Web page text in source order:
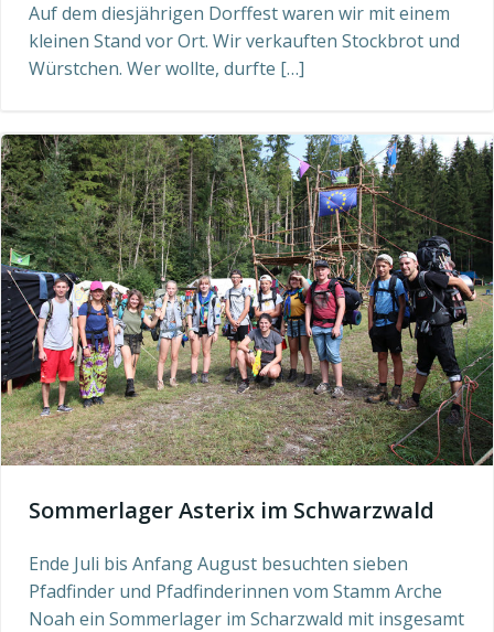
Auf dem diesjährigen Dorffest waren wir mit einem
kleinen Stand vor Ort. Wir verkauften Stockbrot und
Würstchen. Wer wollte, durfte […]
Sommerlager Asterix im Schwarzwald
Ende Juli bis Anfang August besuchten sieben
Pfadfinder und Pfadfinderinnen vom Stamm Arche
Noah ein Sommerlager im Scharzwald mit insgesamt